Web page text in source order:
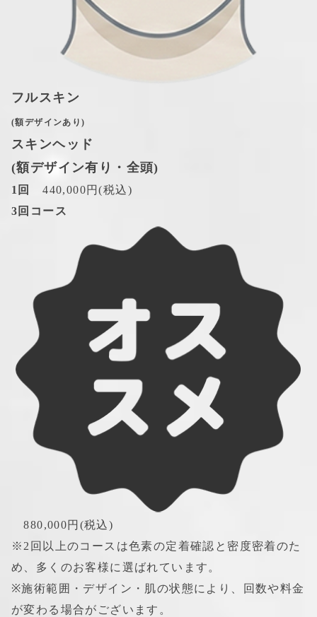
フルスキン
(額デザインあり)
スキンヘッド
(額デザイン有り・全頭)
1回
440,000円(税込)
3回コース
880,000円(税込)
※2回以上のコースは色素の定着確認と密度密着のた
め、多くのお客様に選ばれています。
※施術範囲・デザイン・肌の状態により、回数や料金
が変わる場合がございます。